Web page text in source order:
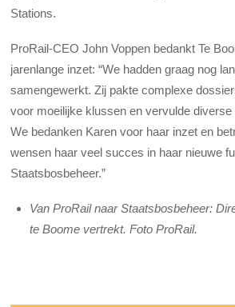
Stations.
ProRail-CEO John Voppen bedankt Te
jarenlange inzet: “We hadden graag nog
samengewerkt. Zij pakte complexe
voor moeilijke klussen en vervulde
We bedanken Karen voor haar inzet en
wensen haar veel succes in haar nieuwe
Staatsbosbeheer.”
Van ProRail naar Staatsbosbeheer:
te Boome vertrekt. Foto ProRail.